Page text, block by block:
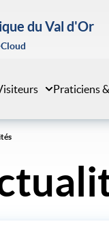
du Val d'Or
Praticiens